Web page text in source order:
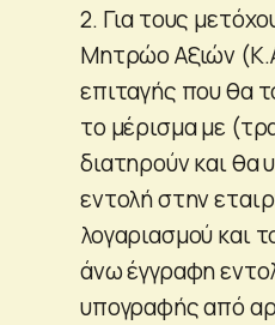
2. Για τους
Μητρώο Αξιών
επιταγής που θα
το μέρισμα με
διατηρούν και θα
εντολή στην
λογαριασμού και
άνω έγγραφη
υπογραφής από